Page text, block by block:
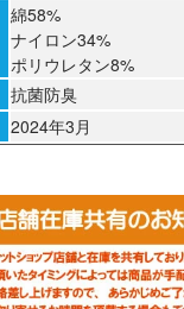
綿58%
ナイロン34%
ポリウレタン8%
抗菌防臭
2024年3月